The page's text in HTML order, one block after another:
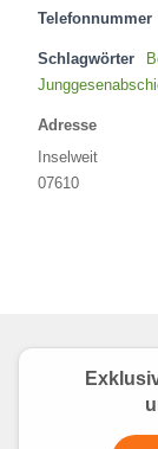
Telefonnummer
Schlagwörter
Adresse
Inselweit
07610